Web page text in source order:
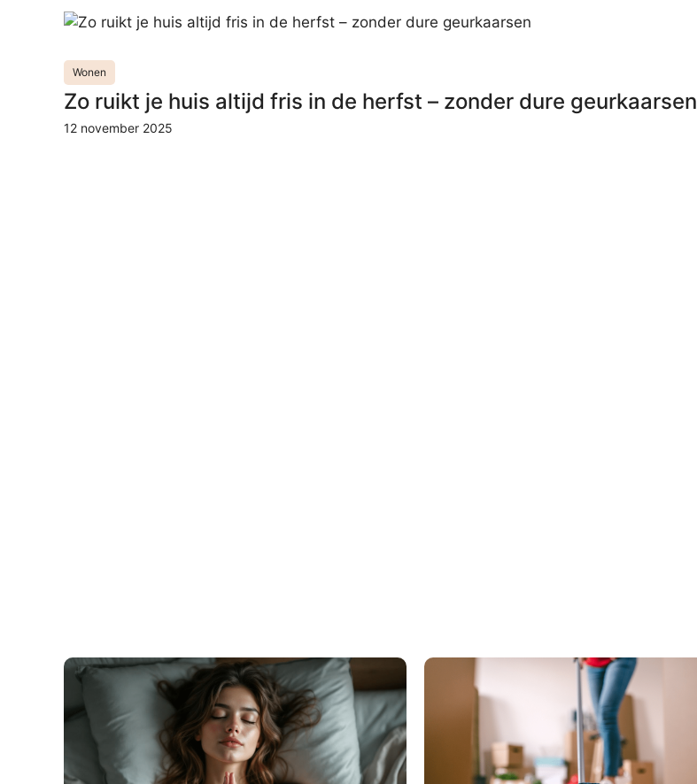
Wonen
Zo ruikt je huis altijd fris in de herfst – zonder dure geurkaarsen
12 november 2025